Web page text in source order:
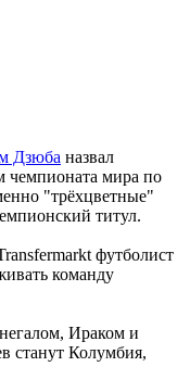
Дзюба назвал
мира по
"трёхцветные"
титул.
футболист
команду
Ираком и
станут Колумбия,